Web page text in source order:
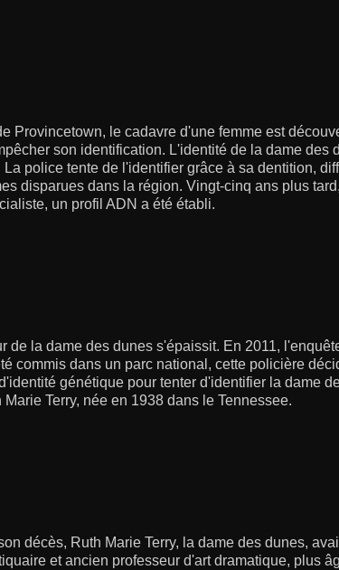
Provincetown, le cadavre d'une femme est
son identification. L'identité de la dame des
police tente de l'identifier grâce à sa dentition,
disparues dans la région. Vingt-cinq ans plus
un profil ADN a été établi.
de la dame des dunes s'épaissit. En 2011,
commis dans un parc national, cette policière
génétique pour tenter d'identifier la dame
Terry, née en 1938 dans le Tennessee.
décès, Ruth Marie Terry, la dame des dunes,
et ancien professeur d'art dramatique, plus